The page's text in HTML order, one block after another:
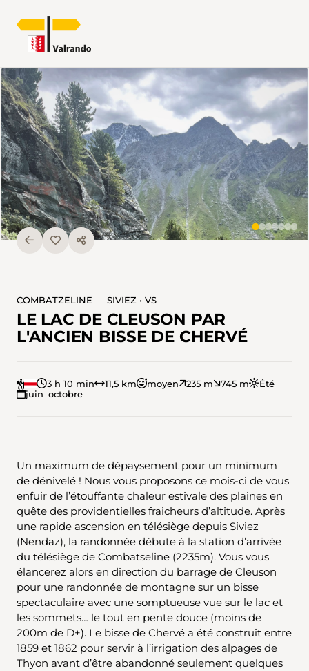
COMBATZELINE — SIVIEZ • VS
LE LAC DE CLEUSON PAR
L'ANCIEN BISSE DE CHERVÉ
3 h 10 min 11,5 km moyen 235 m 745 m
Été
juin–octobre
Un maximum de dépaysement pour un minimum
de dénivelé ! Nous vous proposons ce mois-ci de vous
enfuir de l’étouffante chaleur estivale des plaines en
quête des providentielles fraicheurs d’altitude. Après
une rapide ascension en télésiège depuis Siviez
(Nendaz), la randonnée débute à la station d’arrivée
du télésiège de Combatseline (2235m). Vous vous
élancerez alors en direction du barrage de Cleuson
pour une randonnée de montagne sur un bisse
spectaculaire avec une somptueuse vue sur le lac et
les sommets… le tout en pente douce (moins de
200m de D+). Le bisse de Chervé a été construit entre
1859 et 1862 pour servir à l’irrigation des alpages de
Thyon avant d’être abandonné seulement quelques